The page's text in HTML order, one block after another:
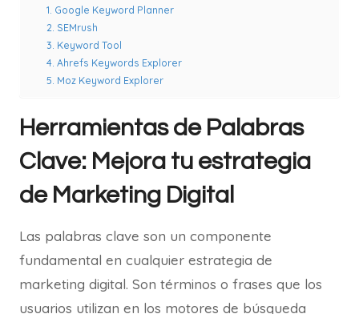
1. Google Keyword Planner
2. SEMrush
3. Keyword Tool
4. Ahrefs Keywords Explorer
5. Moz Keyword Explorer
Herramientas de Palabras
Clave: Mejora tu estrategia
de Marketing Digital
Las palabras clave son un componente
fundamental en cualquier estrategia de
marketing digital. Son términos o frases que los
usuarios utilizan en los motores de búsqueda